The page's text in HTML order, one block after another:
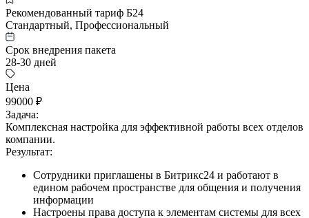
Рекомендованный тариф Б24
Стандартный, Профессиональный
Срок внедрения пакета
28-30 дней
Цена
99000 ₽
Задача:
Комплексная настройка для эффективной работы всех отделов
компании.
Результат:
Сотрудники приглашены в Битрикс24 и работают в
едином рабочем пространстве для общения и получения
информации
Настроены права доступа к элементам системы для всех